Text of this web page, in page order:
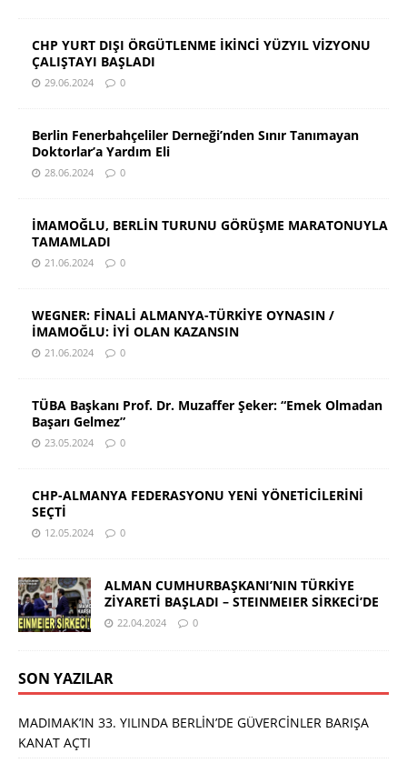
CHP YURT DIŞI ÖRGÜTLENME İKİNCİ YÜZYIL VİZYONU
ÇALIŞTAYI BAŞLADI
29.06.2024 0
Berlin Fenerbahçeliler Derneği’nden Sınır Tanımayan
Doktorlar’a Yardım Eli
28.06.2024 0
İMAMOĞLU, BERLİN TURUNU GÖRÜŞME MARATONUYLA
TAMAMLADI
21.06.2024 0
WEGNER: FİNALİ ALMANYA-TÜRKİYE OYNASIN /
İMAMOĞLU: İYİ OLAN KAZANSIN
21.06.2024 0
TÜBA Başkanı Prof. Dr. Muzaffer Şeker: “Emek Olmadan
Başarı Gelmez”
23.05.2024 0
CHP-ALMANYA FEDERASYONU YENİ YÖNETİCİLERİNİ
SEÇTİ
12.05.2024 0
ALMAN CUMHURBAŞKANI’NIN TÜRKİYE
ZİYARETİ BAŞLADI – STEINMEIER SİRKECİ’DE
22.04.2024 0
SON YAZILAR
MADIMAK’IN 33. YILINDA BERLİN’DE GÜVERCİNLER BARIŞA
KANAT AÇTI